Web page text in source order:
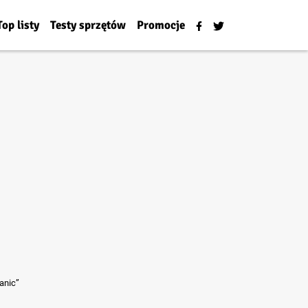
listy Testy sprzętów Promocje